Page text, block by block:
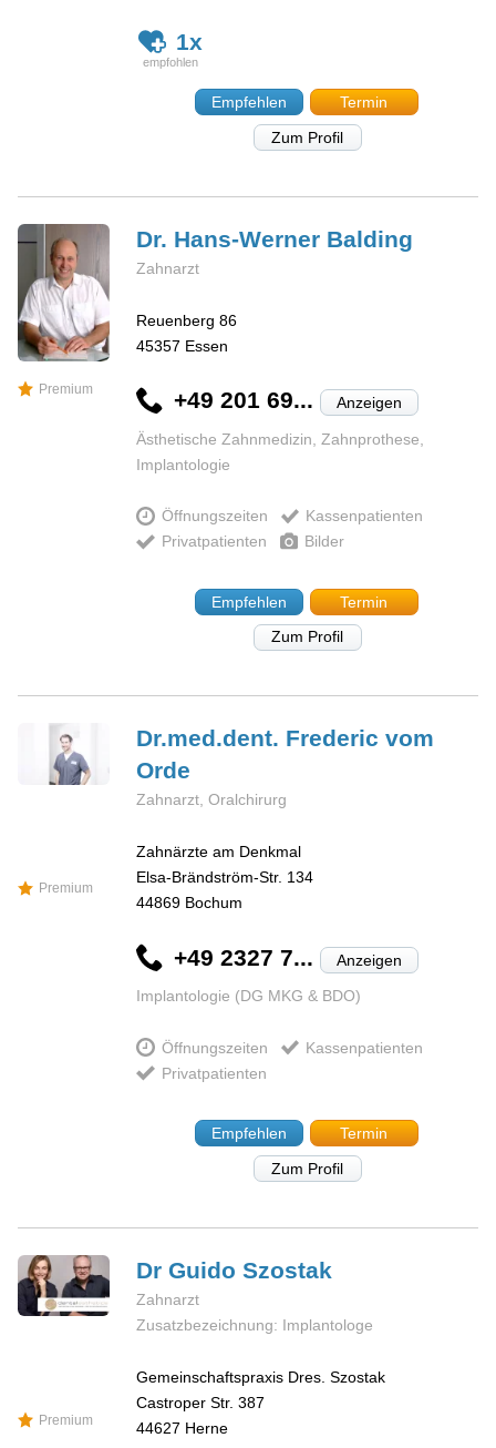
1x
Empfehlen
Termin
Zum Profil
Premium
Dr. Hans-Werner Balding
Zahnarzt
Reuenberg 86
45357 Essen
+49 201 69... Anzeigen
Ästhetische Zahnmedizin, Zahnprothese,
Implantologie
Öffnungszeiten
Kassenpatienten
Privatpatienten
Bilder
Empfehlen
Termin
Zum Profil
Premium
Dr.med.dent. Fredericvom
Orde
Zahnarzt, Oralchirurg
Zahnärzte am Denkmal
Elsa-Brändström-Str. 134
44869 Bochum
+49 2327 7... Anzeigen
Implantologie (DG MKG & BDO)
Öffnungszeiten
Kassenpatienten
Privatpatienten
Empfehlen
Termin
Zum Profil
Premium
Dr GuidoSzostak
Zahnarzt
Zusatzbezeichnung: Implantologe
Gemeinschaftspraxis Dres. Szostak
Castroper Str. 387
44627 Herne